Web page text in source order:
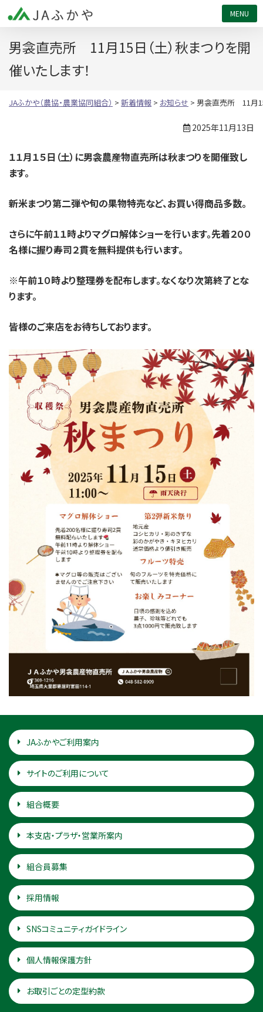
男衾直売所 11月15日（土）秋まつりを開
催いたします！
JAふかや（農協・農業協同組合） > 新着情報 > お知らせ > 男衾直売所 11月15
2025年11月13日
１１月１５日（土）に男衾農産物直売所は秋まつりを開催致し
ます。
新米まつり第二弾や旬の果物特売など、お買い得商品多数。
さらに午前１１時よりマグロ解体ショーを行います。先着２００
名様に握り寿司２貫を無料提供も行います。
※午前１０時より整理券を配布します。なくなり次第終了とな
ります。
皆様のご来店をお待ちしております。
JAふかやご利用案内
サイトのご利用について
組合概要
本支店・プラザ・営業所案内
組合員募集
採用情報
SNSコミュニティガイドライン
個人情報保護方針
お取引ごとの定型約款